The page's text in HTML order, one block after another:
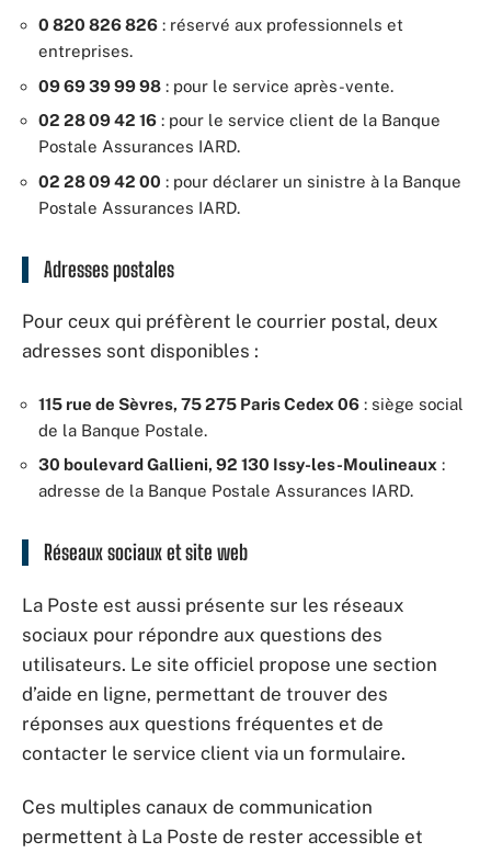
0 820 826 826 : réservé aux professionnels et
entreprises.
09 69 39 99 98 : pour le service après-vente.
02 28 09 42 16 : pour le service client de la Banque
Postale Assurances IARD.
02 28 09 42 00 : pour déclarer un sinistre à la Banque
Postale Assurances IARD.
Adresses postales
Pour ceux qui préfèrent le courrier postal, deux
adresses sont disponibles :
115 rue de Sèvres, 75 275 Paris Cedex 06 : siège social
de la Banque Postale.
30 boulevard Gallieni, 92 130 Issy-les-Moulineaux :
adresse de la Banque Postale Assurances IARD.
Réseaux sociaux et site web
La Poste est aussi présente sur les réseaux
sociaux pour répondre aux questions des
utilisateurs. Le site officiel propose une section
d’aide en ligne, permettant de trouver des
réponses aux questions fréquentes et de
contacter le service client via un formulaire.
Ces multiples canaux de communication
permettent à La Poste de rester accessible et